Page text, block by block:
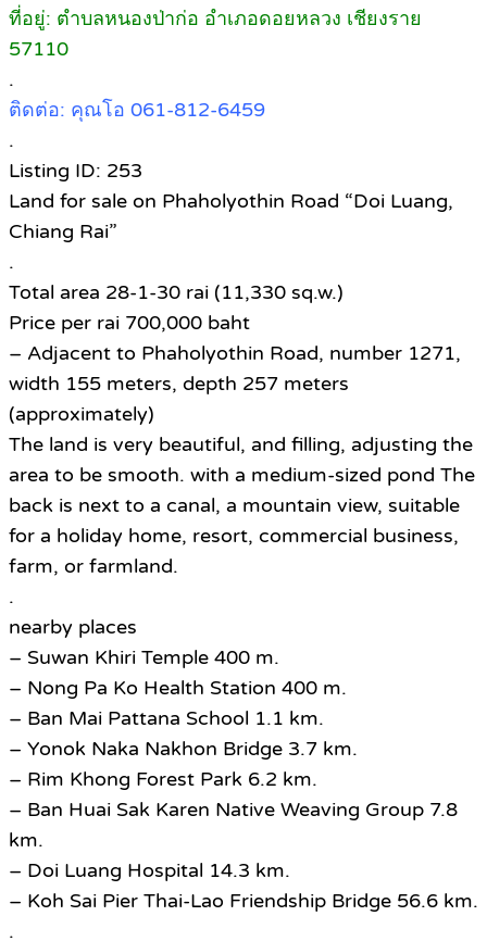
ที่อยู่: ตำบลหนองป่าก่อ อำเภอดอยหลวง เชียงราย
57110
.
ติดต่อ: คุณโอ 061-812-6459
.
Listing ID: 253
Land for sale on Phaholyothin Road “Doi Luang,
Chiang Rai”
.
Total area 28-1-30 rai (11,330 sq.w.)
Price per rai 700,000 baht
– Adjacent to Phaholyothin Road, number 1271,
width 155 meters, depth 257 meters
(approximately)
The land is very beautiful, and filling, adjusting the
area to be smooth. with a medium-sized pond The
back is next to a canal, a mountain view, suitable
for a holiday home, resort, commercial business,
farm, or farmland.
.
nearby places
– Suwan Khiri Temple 400 m.
– Nong Pa Ko Health Station 400 m.
– Ban Mai Pattana School 1.1 km.
– Yonok Naka Nakhon Bridge 3.7 km.
– Rim Khong Forest Park 6.2 km.
– Ban Huai Sak Karen Native Weaving Group 7.8
km.
– Doi Luang Hospital 14.3 km.
– Koh Sai Pier Thai-Lao Friendship Bridge 56.6 km.
.